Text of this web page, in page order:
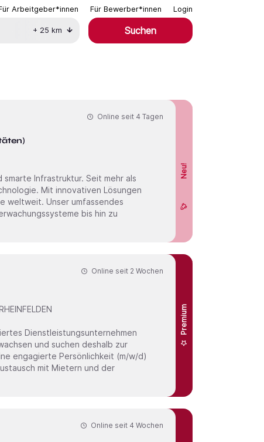
Arbeitgeber*innen Für Bewerber*innen Login
+ 25 km Suchen
Neu!
Online seit 4 Tagen
Mit innovativen Lösungen
weltweit. Unser umfassendes
bis hin zu
Premium
Online seit 2 Wochen
Dienstleistungsunternehmen
engagierte Persönlichkeit (m/w/d)
mit Mietern und der
Online seit 4 Wochen